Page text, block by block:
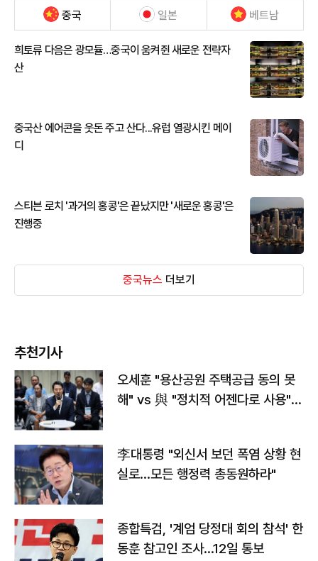
중국 일본 베트남
희토류 다음은 광모듈…중국이 움켜쥔 새로운 전략자
산
중국산 에어콘을 웃돈 주고 산다...유럽 열광시킨 메이
디
스티븐 로치 '과거의 홍콩'은 끝났지만 '새로운 홍콩'은
진행중
중국뉴스 더보기
추천기사
오세훈 "용산공원 주택공급 동의 못
해" vs 與 "정치적 어젠다로 사용"
李대통령 "외신서 보던 폭염 상황 현
실로…모든 행정력 총동원하라"
종합특검, '계엄 당정대 회의 참석' 한
동훈 참고인 조사...12일 통보